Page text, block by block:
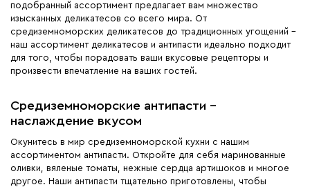
подобранный ассортимент предлагает вам множество
изысканных деликатесов со всего мира. От
средиземноморских деликатесов до традиционных угощений -
наш ассортимент деликатесов и антипасти идеально подходит
для того, чтобы порадовать ваши вкусовые рецепторы и
произвести впечатление на ваших гостей.
Средиземноморские антипасти -
наслаждение вкусом
Окунитесь в мир средиземноморской кухни с нашим
ассортиментом антипасти. Откройте для себя маринованные
оливки, вяленые томаты, нежные сердца артишоков и многое
другое. Наши антипасти тщательно приготовлены, чтобы